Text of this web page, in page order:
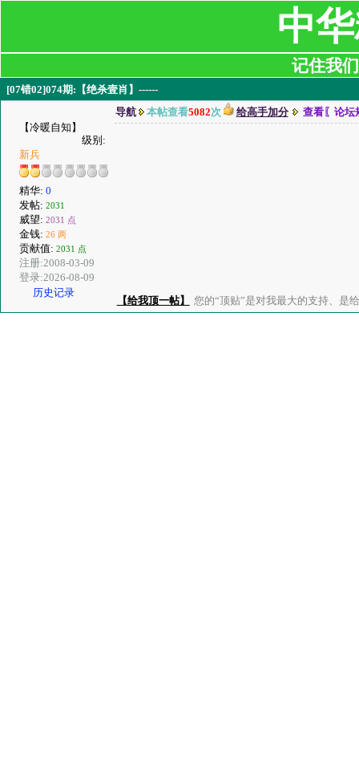
中
记住我
[07错02]074期:【绝杀壹肖】------
【冷暖自知】
级别:
新兵
精华: 0
发帖: 2031
威望: 2031 点
金钱: 26 两
贡献值: 2031 点
注册:2008-03-09
登录:2026-08-09
历史记录
导航 本帖查看5082次 给高手加分 查看〖论坛
【给我顶一帖】 您的“顶贴”是对我最大的支持、是